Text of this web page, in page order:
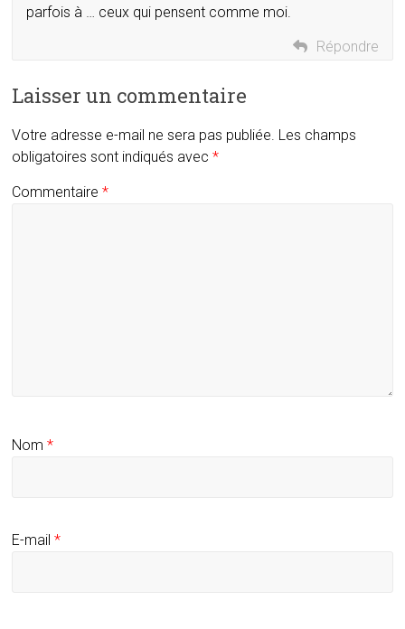
parfois à … ceux qui pensent comme moi.
Répondre
Laisser un commentaire
Votre adresse e-mail ne sera pas publiée. Les champs
obligatoires sont indiqués avec*
Commentaire*
Nom*
E-mail*